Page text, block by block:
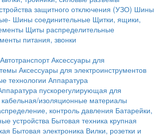
защитного отключения (УЗО) Шины
Шины соединительные Щитки, ящики,
Щиты распределительные
питания, звонки
Автотранспорт Аксессуары для
Аксессуары для электроинструментов
технологии Аппаратура
пускорегулирующая для
изоляционные материалы
контроль давления Батарейки,
устройства Бытовая техника крупная
Бытовая электроника Вилки, розетки и